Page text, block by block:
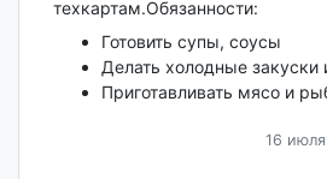
техкартам.Обязанности:
Готовить супы, соусы
Делать холодные закуски
Приготавливать мясо и
16